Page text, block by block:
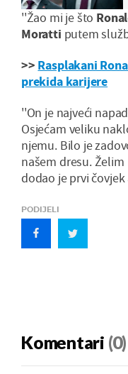
''Žao mi je što
Moratti putem
>> Rasplakani
prekida karijere
''On je najveći
Osjećam veliku
njemu. Bilo je
našem dresu.
dodao je prvi
PODIJELI
Komentari (0)